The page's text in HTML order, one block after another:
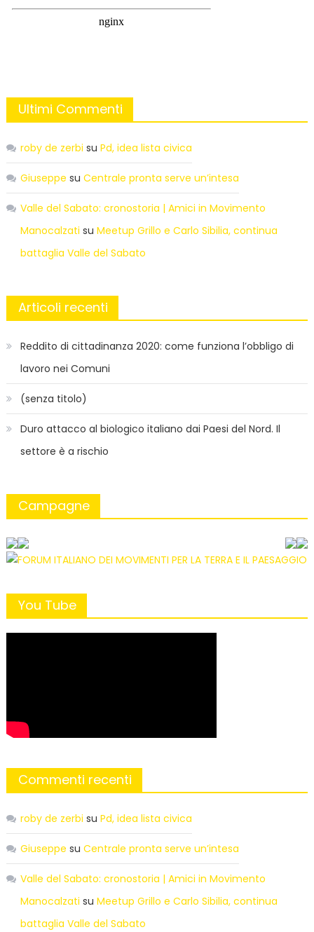
Ultimi Commenti
roby de zerbi su Pd, idea lista civica
Giuseppe su Centrale pronta serve un’intesa
Valle del Sabato: cronostoria | Amici in Movimento
Manocalzati su Meetup Grillo e Carlo Sibilia, continua
battaglia Valle del Sabato
Articoli recenti
Reddito di cittadinanza 2020: come funziona l’obbligo di
lavoro nei Comuni
(senza titolo)
Duro attacco al biologico italiano dai Paesi del Nord. Il
settore è a rischio
Campagne
You Tube
Commenti recenti
roby de zerbi su Pd, idea lista civica
Giuseppe su Centrale pronta serve un’intesa
Valle del Sabato: cronostoria | Amici in Movimento
Manocalzati su Meetup Grillo e Carlo Sibilia, continua
battaglia Valle del Sabato